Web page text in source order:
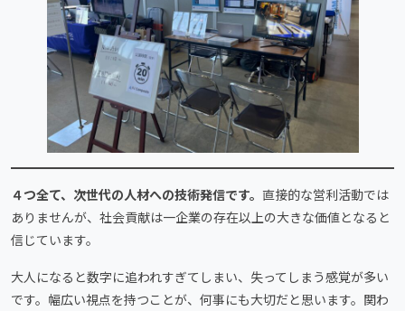
４つ全て、次世代の人材への技術発信です。 直接的な営利活動では
ありませんが、社会貢献は一企業の存在以上の大きな価値となると
信じています。
大人になると数字に追われすぎてしまい、失ってしまう感覚が多い
です。幅広い視点を持つことが、何事にも大切だと思います。関わ